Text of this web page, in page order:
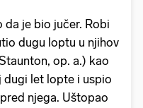
je bio jučer. Robi
dugu loptu u njihov
op. a.) kao
dugi let lopte i uspio
njega. Uštopao